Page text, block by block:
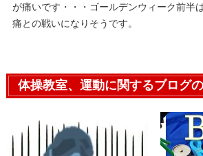
が痛いです・・・ゴールデンウィーク前半
痛との戦いになりそうです。
体操教室、運動に関するブログ